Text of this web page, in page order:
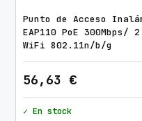
Punto de Acceso
EAP110 PoE
WiFi 802.11n/b/g
56,63 €
✓ En stock